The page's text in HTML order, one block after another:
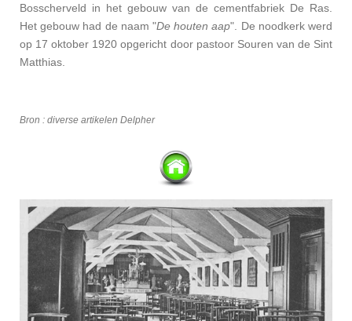
Bosscherveld in het gebouw van de cementfabriek De Ras.
Het gebouw had de naam "De houten aap". De noodkerk werd
op 17 oktober 1920 opgericht door pastoor Souren van de Sint
Matthias.
Bron : diverse artikelen Delpher